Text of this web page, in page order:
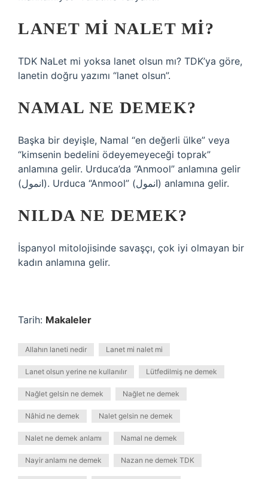
LANET MI NALET MI?
TDK NaLet mi yoksa lanet olsun mı? TDK’ya göre,
lanetin doğru yazımı “lanet olsun”.
NAMAL NE DEMEK?
Başka bir deyişle, Namal “en değerli ülke” veya
“kimsenin bedelini ödeyemeyeceği toprak”
anlamına gelir. Urduca’da “Anmool” anlamına gelir
(انمول). Urduca “Anmool” (انمول) anlamına gelir.
NILDA NE DEMEK?
İspanyol mitolojisinde savaşçı, çok iyi olmayan bir
kadın anlamına gelir.
Tarih: Makaleler
Allahın laneti nedir Lanet mi nalet mi
Lanet olsun yerine ne kullanılır Lütfedilmiş ne demek
Nağlet gelsin ne demek Nağlet ne demek
Nâhid ne demek Nalet gelsin ne demek
Nalet ne demek anlamı Namal ne demek
Nayir anlamı ne demek Nazan ne demek TDK